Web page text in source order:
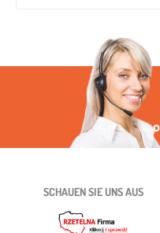
SCHAUEN SIE UNS AUS